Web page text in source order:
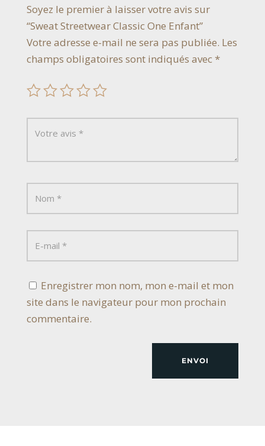
Soyez le premier à laisser votre avis sur
“Sweat Streetwear Classic One Enfant”
Votre adresse e-mail ne sera pas publiée. Les
champs obligatoires sont indiqués avec *
Enregistrer mon nom, mon e-mail et mon
site dans le navigateur pour mon prochain
commentaire.
ENVOI